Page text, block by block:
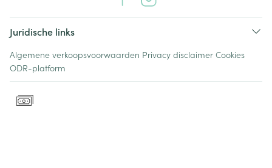
Juridische links
Algemene verkoopsvoorwaarden Privacy disclaimer Cookies
ODR-platform